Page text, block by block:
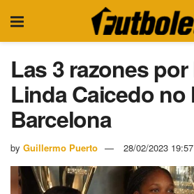
Las 3 razones
Linda Caicedo no
Barcelona
by Guillermo Puerto 28/02/2023 19:57